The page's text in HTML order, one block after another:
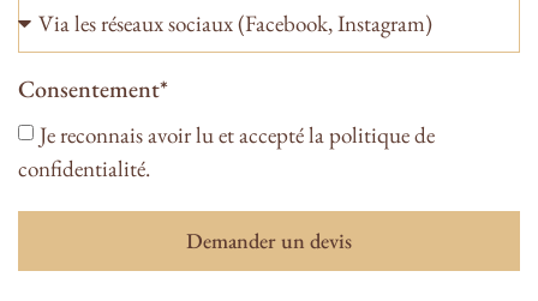
Consentement*
Je reconnais avoir lu et accepté la politique de
confidentialité.
Demander un devis